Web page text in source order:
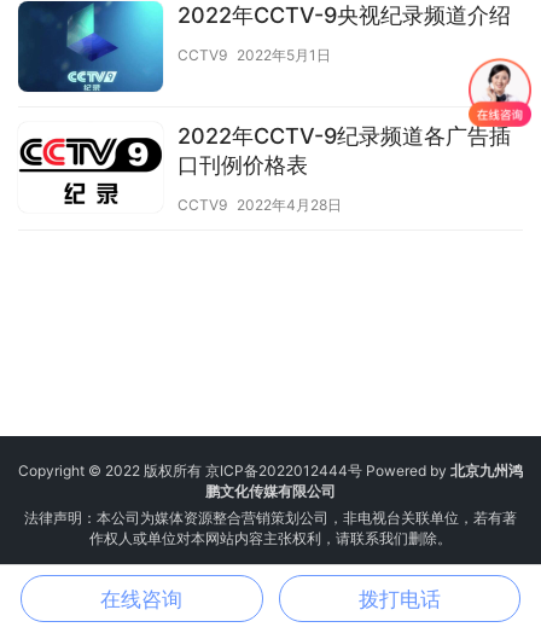
2022年CCTV-9央视纪录频道介绍
CCTV9 2022年5月1日
2022年CCTV-9纪录频道各广告插
口刊例价格表
CCTV9 2022年4月28日
Copyright © 2022 版权所有 京ICP备2022012444号 Powered by 北京九州鸿
鹏文化传媒有限公司
法律声明：本公司为媒体资源整合营销策划公司，非电视台关联单位，若有著
作权人或单位对本网站内容主张权利，请联系我们删除。
电话 邮箱 微信 地图
在线咨询 拨打电话